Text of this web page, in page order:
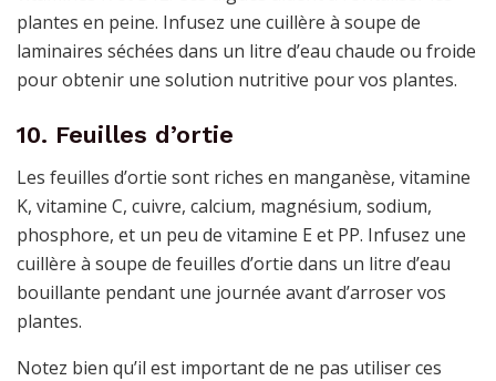
plantes en peine. Infusez une cuillère à soupe de
laminaires séchées dans un litre d’eau chaude ou froide
pour obtenir une solution nutritive pour vos plantes.
10. Feuilles d’ortie
Les feuilles d’ortie sont riches en manganèse, vitamine
K, vitamine C, cuivre, calcium, magnésium, sodium,
phosphore, et un peu de vitamine E et PP. Infusez une
cuillère à soupe de feuilles d’ortie dans un litre d’eau
bouillante pendant une journée avant d’arroser vos
plantes.
Notez bien qu’il est important de ne pas utiliser ces